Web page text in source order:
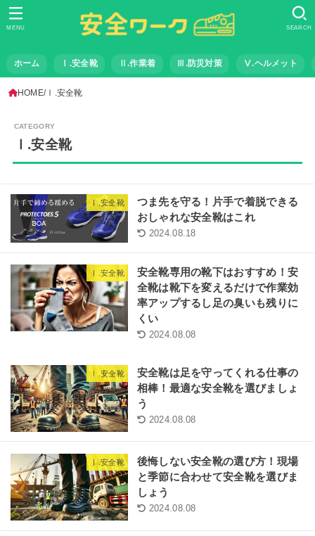
ホーム Ⅰ.安全靴 Ⅱ.作業着 Ⅲ.防災対策 Ⅴ.ヘルメット
SEARCH
MENU
HOME Ⅰ.安全靴
Ⅰ.安全靴
Ⅰ.安全靴
つま先を守る！片手で着脱できる
おしゃれな安全靴はこれ
2024.08.18
Ⅰ.安全靴
安全靴専用の靴下はおすすめ！安
全靴は靴下を変えるだけで作業効
率アップするし足の臭いも残りに
くい
2024.08.08
Ⅰ.安全靴
安全靴は足を守ってくれる仕事の
相棒！最適な安全靴を選びましょ
う
2024.08.08
Ⅰ.安全靴
後悔しない安全靴の選び方！現場
と季節に合わせて安全靴を選びま
しょう
2024.08.08